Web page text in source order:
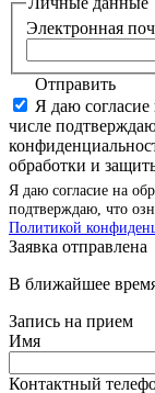
Электронная
Отправить
Я даю
числе
обработки и
Я даю согласие на
подтверждаю, что
Политикой
Заявка отправлена
В ближайшее
Запись на прием
Имя
Контактный